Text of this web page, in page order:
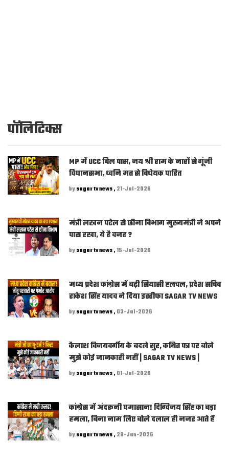
पॉलिटिक्स
MP में UCC बिल पास, जय श्री राम के नारों से गूंजी
विधानसभा, ध्वनि मत से विधेयक पारित
bysagar tv news , 21-Jul-2026
मंत्री लखन पटेल से छीना विभाग मुख्यमंत्री ने अपने
पास रखा, ये है वजह ?
bysagar tv news ,15-Jul-2026
मध्य प्रदेश कांग्रेस में बढ़ी सियासी हलचल, प्रदेश सचिव
राकेश सिंह यादव ने दिया इस्तीफा SAGAR TV NEWS
bysagar tv news , 03-Jul-2026
कैलाश विजयवर्गीय के बदले सुर, कथित पत्र पर बोले
मुझे कोई जानकारी नहीं | SAGAR TV NEWS |
bysagar tv news , 01-Jul-2026
कांग्रेस में अंदरूनी घमासान! दिग्विजय सिंह का बड़ा
हमला, बिना नाम लिए बोले दलाल ही नजर आते हैं
bysagar tv news , 28-Jun-2026